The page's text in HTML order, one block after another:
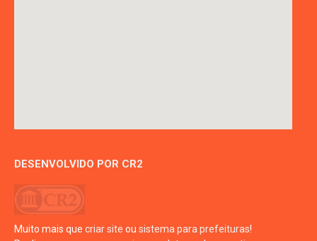
DESENVOLVIDO POR CR2
Muito mais que criar site ou sistema para prefeituras!